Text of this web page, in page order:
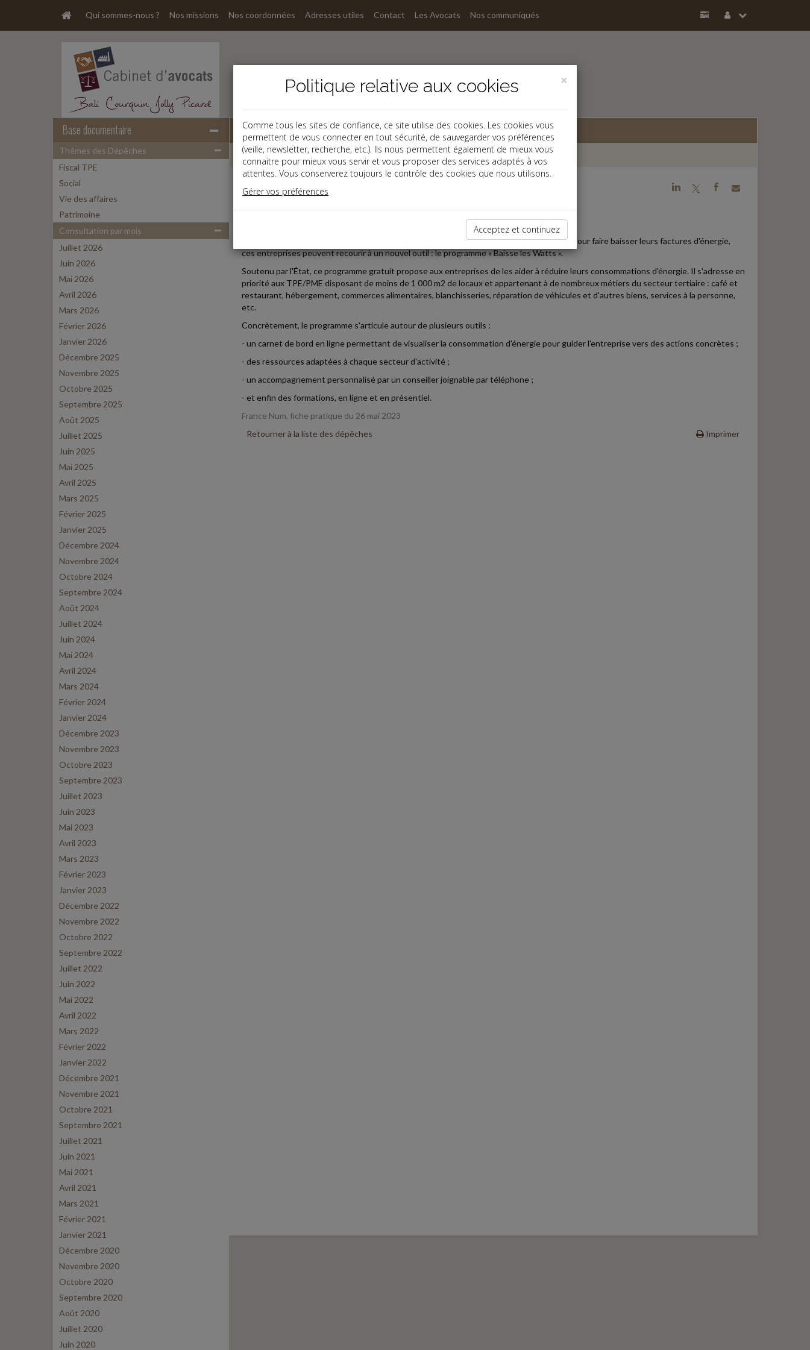
Qui sommes-nous ? Nos missions Nos coordonnées Adresses utiles Contact Les Avocats Nos communiqués
Base documentaire
Thémes des Dépêches
Fiscal TPE
Social
Vie des affaires
Patrimoine
Consultation par mois
Juillet 2026
Juin 2026
Mai 2026
Avril 2026
Mars 2026
Février 2026
Janvier 2026
Décembre 2025
Novembre 2025
Octobre 2025
Septembre 2025
Août 2025
Juillet 2025
Juin 2025
Mai 2025
Avril 2025
Mars 2025
Février 2025
Janvier 2025
Décembre 2024
Novembre 2024
Octobre 2024
Septembre 2024
Août 2024
Juillet 2024
Juin 2024
Mai 2024
Avril 2024
Mars 2024
Février 2024
Janvier 2024
Décembre 2023
Novembre 2023
Octobre 2023
Septembre 2023
Juillet 2023
Juin 2023
Mai 2023
Avril 2023
Mars 2023
Février 2023
Janvier 2023
Décembre 2022
Novembre 2022
Octobre 2022
Septembre 2022
Juillet 2022
Juin 2022
Mai 2022
Avril 2022
Mars 2022
Février 2022
Janvier 2022
Décembre 2021
Novembre 2021
Octobre 2021
Septembre 2021
Juillet 2021
Juin 2021
Mai 2021
Avril 2021
Mars 2021
Février 2021
Janvier 2021
Décembre 2020
Novembre 2020
Octobre 2020
Septembre 2020
Août 2020
Juillet 2020
Juin 2020
Dépêches
j a b
Date: 2023-06-28
Les économies d'énergie sont devenues une préoccupation majeure pour les TPE/PME. Pour faire baisser leurs factures d'énergie,
ces entreprises peuvent recourir à un nouvel outil : le programme « Baisse les Watts ».
Soutenu par l'État, ce programme gratuit propose aux entreprises de les aider à réduire leurs consommations d'énergie. Il s'adresse en
priorité aux TPE/PME disposant de moins de 1 000 m2 de locaux et appartenant à de nombreux métiers du secteur tertiaire : café et
restaurant, hébergement, commerces alimentaires, blanchisseries, réparation de véhicules et d'autres biens, services à la personne,
etc.
Concrètement, le programme s'articule autour de plusieurs outils :
- un carnet de bord en ligne permettant de visualiser la consommation d'énergie pour guider l'entreprise vers des actions concrètes ;
- des ressources adaptées à chaque secteur d'activité ;
- un accompagnement personnalisé par un conseiller joignable par téléphone ;
- et enfin des formations, en ligne et en présentiel.
France Num, fiche pratique du 26 mai 2023
Retourner à la liste des dépêches
Imprimer
×
Politique relative aux cookies
Comme tous les sites de confiance, ce site utilise des cookies. Les cookies vous
permettent de vous connecter en tout sécurité, de sauvegarder vos préférences
(veille, newsletter, recherche, etc.). Ils nous permettent également de mieux vous
connaitre pour mieux vous servir et vous proposer des services adaptés à vos
attentes. Vous conserverez toujours le contrôle des cookies que nous utilisons.
Gérer vos préférences
Acceptez et continuez